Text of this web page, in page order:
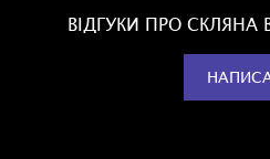
ВІДГУКИ ПРО СКЛЯНА